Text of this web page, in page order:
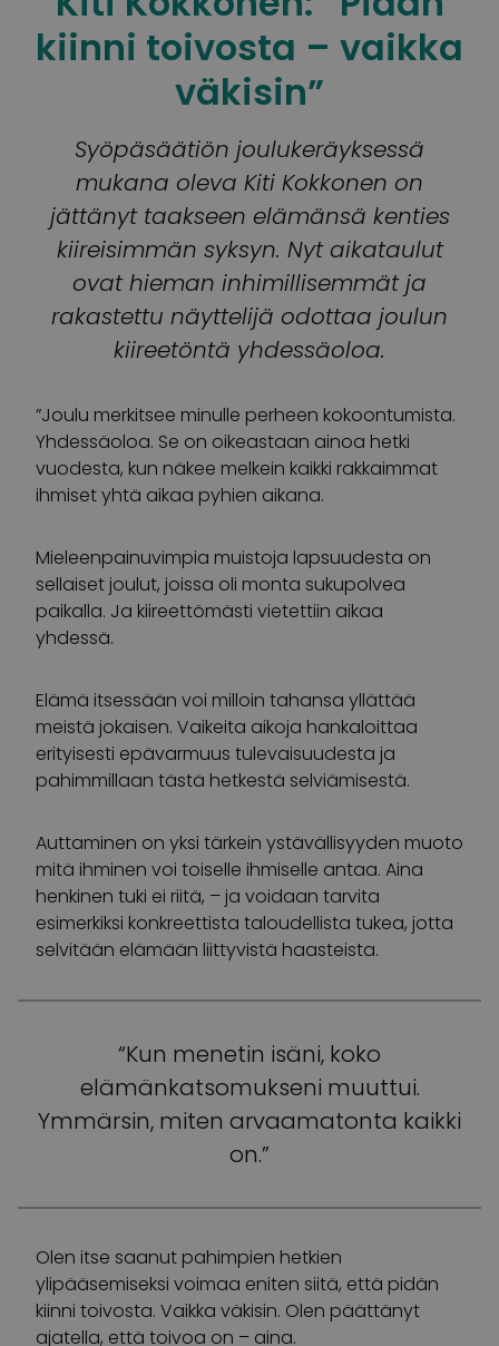
kiinni toivosta – vaikka
väkisin”
Syöpäsäätiön joulukeräyksessä
mukana oleva Kiti Kokkonen on
jättänyt taakseen elämänsä kenties
kiireisimmän syksyn. Nyt aikataulut
ovat hieman inhimillisemmät ja
rakastettu näyttelijä odottaa joulun
kiireetöntä yhdessäoloa.
”Joulu merkitsee minulle perheen kokoontumista.
Yhdessäoloa. Se on oikeastaan ainoa hetki
vuodesta, kun näkee melkein kaikki rakkaimmat
ihmiset yhtä aikaa pyhien aikana.
Mieleenpainuvimpia muistoja lapsuudesta on
sellaiset joulut, joissa oli monta sukupolvea
paikalla. Ja kiireettömästi vietettiin aikaa
yhdessä.
Elämä itsessään voi milloin tahansa yllättää
meistä jokaisen. Vaikeita aikoja hankaloittaa
erityisesti epävarmuus tulevaisuudesta ja
pahimmillaan tästä hetkestä selviämisestä.
Auttaminen on yksi tärkein ystävällisyyden muoto
mitä ihminen voi toiselle ihmiselle antaa. Aina
henkinen tuki ei riitä, – ja voidaan tarvita
esimerkiksi konkreettista taloudellista tukea, jotta
selvitään elämään liittyvistä haasteista.
“Kun menetin isäni, koko
elämänkatsomukseni muuttui.
Ymmärsin, miten arvaamatonta kaikki
on.”
Olen itse saanut pahimpien hetkien
ylipääsemiseksi voimaa eniten siitä, että pidän
kiinni toivosta. Vaikka väkisin. Olen päättänyt
ajatella, että toivoa on – aina.